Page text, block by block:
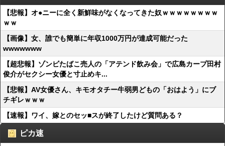
【悲報】オ●ニーに全く新鮮味がなくなってきた奴ｗｗｗｗｗｗｗｗ
ｗｗ
【画像】女、誰でも簡単に年収1000万円が達成可能だった
wwwwwww
【超悲報】ゾンビたばこ売人の「アテンド飲み会」で広島カープ田村
俊介がセクシー女優と寸止めキ...
【悲報】AV女優さん、キモオタチー牛弱男どもの「おはよう」にブ
チギレｗｗｗ
【速報】ワイ、嫁とのセッ■スが終了したけど質問ある？
ピカ速